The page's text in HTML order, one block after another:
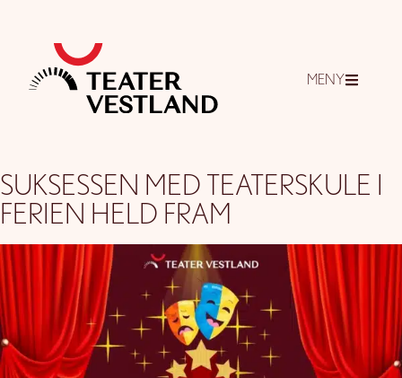
MENY
SUKSESSEN MED TEATERSKULE I
FERIEN HELD FRAM